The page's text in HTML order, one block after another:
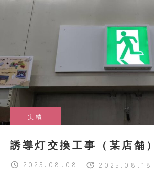
実績
誘導灯交換工事（某店舗）
2025.08.08 2025.08.18